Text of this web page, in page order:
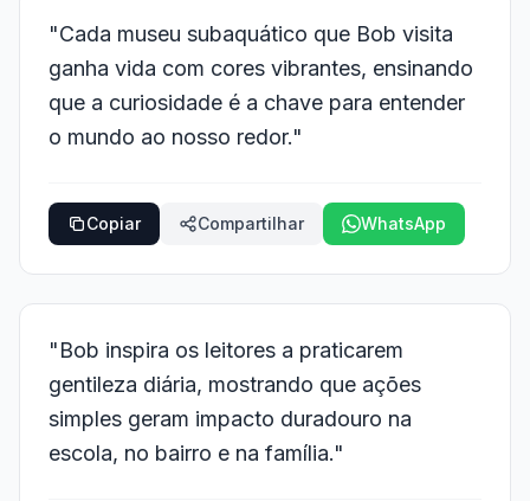
"Cada museu subaquático que Bob visita
ganha vida com cores vibrantes, ensinando
que a curiosidade é a chave para entender
o mundo ao nosso redor."
Copiar Compartilhar WhatsApp
"Bob inspira os leitores a praticarem
gentileza diária, mostrando que ações
simples geram impacto duradouro na
escola, no bairro e na família."